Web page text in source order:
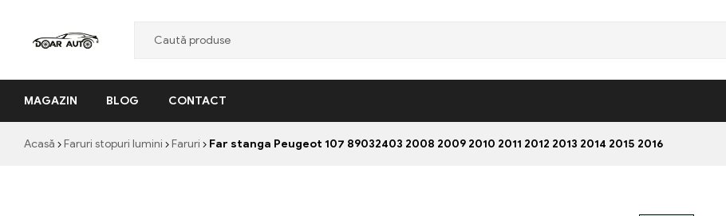
Auto
"Nascut
MAGAZIN BLOG CONTACT
Acasă Faruri stopuri lumini Faruri Far stanga Peugeot 107 89032403 2008 2009 2010 2011 2012 2013 2014 2015 2016